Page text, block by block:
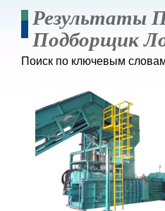
Результаты
Подборщик
Поиск по ключевым